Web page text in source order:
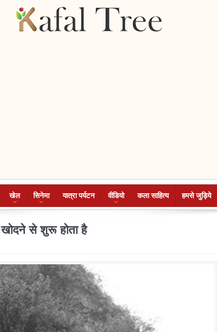
खेल सिनेमा यात्रा पर्यटन वीडियो कला साहित्य हमसे जुड़िये
खोदने से शुरू होता है